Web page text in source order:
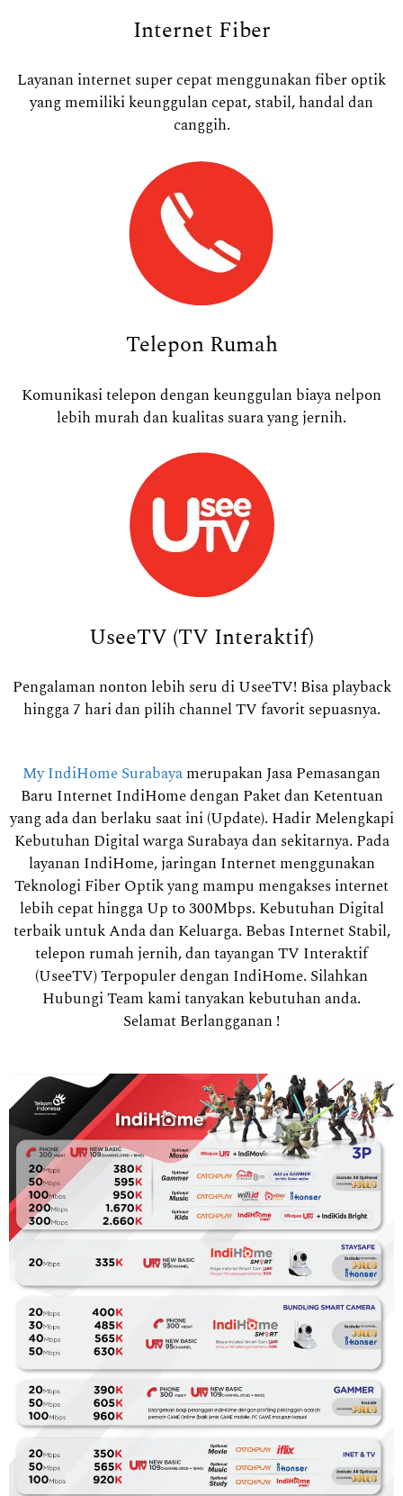
Internet Fiber
Layanan internet super cepat menggunakan fiber optik
yang memiliki keunggulan cepat, stabil, handal dan
canggih.
Telepon Rumah
Komunikasi telepon dengan keunggulan biaya nelpon
lebih murah dan kualitas suara yang jernih.
UseeTV (TV Interaktif)
Pengalaman nonton lebih seru di UseeTV! Bisa playback
hingga 7 hari dan pilih channel TV favorit sepuasnya.
My IndiHome Surabayamerupakan Jasa Pemasangan
Baru Internet IndiHome dengan Paket dan Ketentuan
yang ada dan berlaku saat ini (Update). Hadir Melengkapi
Kebutuhan Digital warga Surabaya dan sekitarnya. Pada
layanan IndiHome, jaringan Internet menggunakan
Teknologi Fiber Optik yang mampu mengakses internet
lebih cepat hingga Up to 300Mbps. Kebutuhan Digital
terbaik untuk Anda dan Keluarga. Bebas Internet Stabil,
telepon rumah jernih, dan tayangan TV Interaktif
(UseeTV) Terpopuler dengan IndiHome. Silahkan
Hubungi Team kami tanyakan kebutuhan anda.
Selamat Berlangganan !